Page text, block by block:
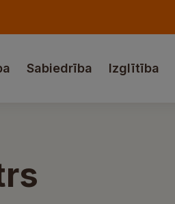
Sabiedrība Izglītība